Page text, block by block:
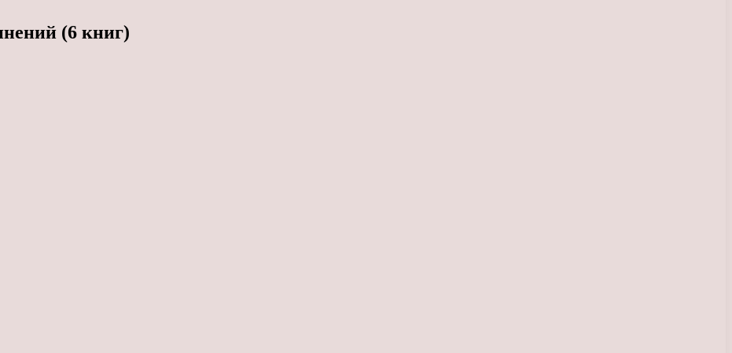
(6 книг)